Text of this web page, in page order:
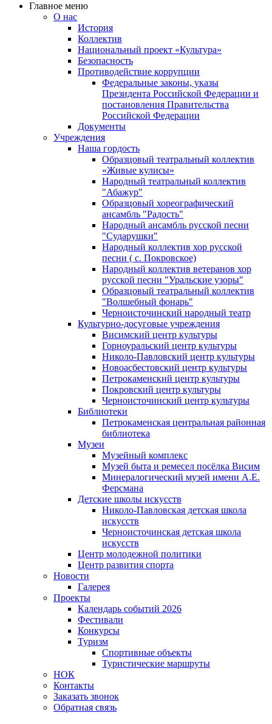
Главное меню
О нас
История
Коллектив
Национальный проект «Культура»
Безопасность
Противодействие коррупции
Федеральные законы, указы
Президента Российской Федерации и
постановления Правительства
Российской Федерации
Документы
Учреждения
Наша гордость
Образцовый театральный коллектив
«Живые кулисы»
Народный театральный коллектив
"Абажур"
Образцовый хореографический
ансамбль "Радость"
Народный ансамбль русской песни
"Сударушки"
Народный коллектив хор русской
песни ( с. Покровское)
Народный коллектив ветеранов хор
русской песни "Уральские узоры"
Образцовый театральный коллектив
"Волшебный фонарь"
Черноисточинский народный театр
Культурно-досуговые учреждения
Висимский центр культуры
Горноуральский центр культуры
Николо-Павловский центр культуры
Новоасбестовский центр культуры
Петрокаменский центр культуры
Покровский центр культуры
Черноисточинский центр культуры
Библиотеки
Петрокаменская центральная районная
библиотека
Музеи
Музейный комплекс
Музей быта и ремесел посёлка Висим
Минералогический музей имени А.Е.
Ферсмана
Детские школы искусств
Николо-Павловская детская школа
искусств
Черноисточинская детская школа
искусств
Центр молодежной политики
Центр развития спорта
Новости
Галерея
Проекты
Календарь событий 2026
Фестивали
Конкурсы
Туризм
Спортивные объекты
Туристические маршруты
НОК
Контакты
Заказать звонок
Обратная связь